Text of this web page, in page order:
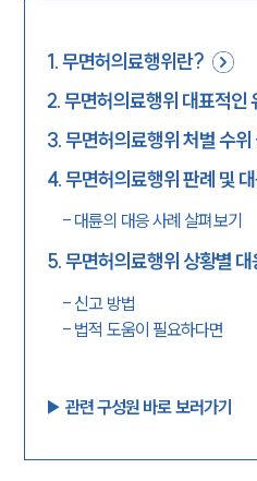
1.무면허의료행위란?
2.무면허의료행위 대표적인
3.무면허의료행위 처벌 수위
4.무면허의료행위 판례 및
- 대륜의 대응 사례 살펴보기
5.무면허의료행위 상황별 대
-신고 방법
- 법적 도움이 필요하다면
▶︎ 관련 구성원 바로 보러가기